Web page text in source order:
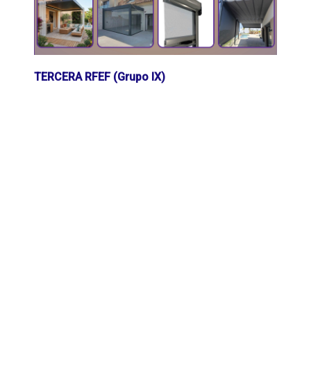
TERCERA RFEF (Grupo IX)